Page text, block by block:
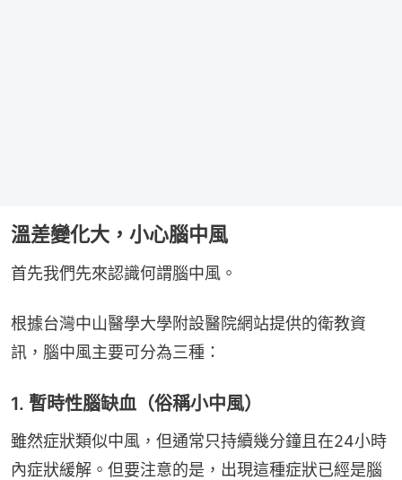
溫差變化大，小心腦中風
首先我們先來認識何謂腦中風。
根據台灣中山醫學大學附設醫院網站提供的衛教資
訊，腦中風主要可分為三種：
1. 暫時性腦缺血（俗稱小中風）
雖然症狀類似中風，但通常只持續幾分鐘且在24小時
內症狀緩解。但要注意的是，出現這種症狀已經是腦